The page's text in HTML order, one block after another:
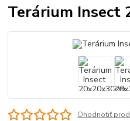
Terárium Insect
Ohodnotiť